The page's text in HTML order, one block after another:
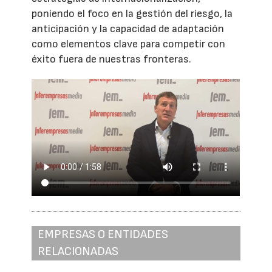
poniendo el foco en la gestión del riesgo, la
anticipación y la capacidad de adaptación
como elementos clave para competir con
éxito fuera de nuestras fronteras.
EMPRESAS O ENTIDADES
RELACIONADAS